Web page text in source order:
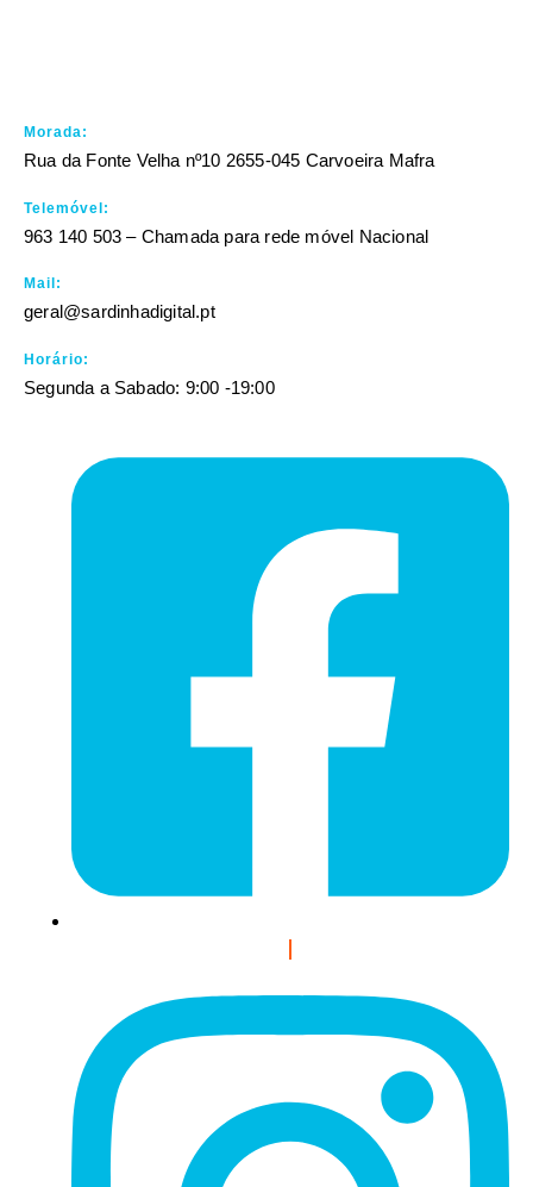
Morada:
Rua da Fonte Velha nº10 2655-045 Carvoeira Mafra
Telemóvel:
963 140 503 – Chamada para rede móvel Nacional
Mail:
geral@sardinhadigital.pt
Horário:
Segunda a Sabado: 9:00 -19:00